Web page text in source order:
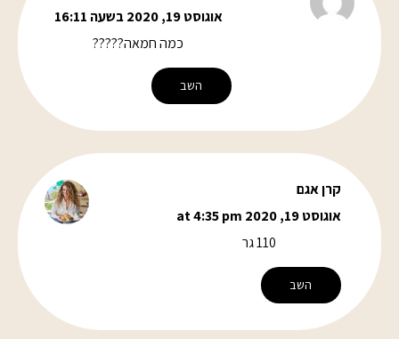
אוגוסט 19, 2020 בשעה 16:11
כמה חמאה?????
השב
קרן אגם
אוגוסט 19, 2020 at 4:35 pm
110 גר
השב